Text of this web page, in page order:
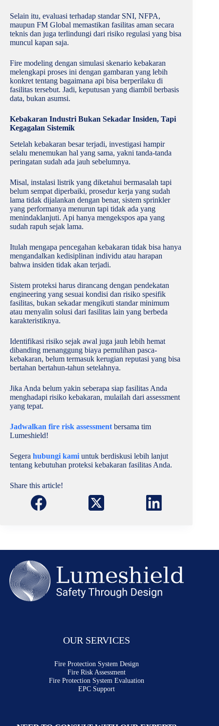
Selain itu, evaluasi terhadap standar SNI, NFPA,
maupun FM Global memastikan fasilitas aman secara
teknis dan juga terlindungi dari risiko regulasi yang bisa
muncul kapan saja.
Fire modeling dengan simulasi skenario kebakaran
melengkapi proses ini dengan gambaran yang lebih
konkret tentang bagaimana api bisa berperilaku di
fasilitas tersebut. Jadi, keputusan yang diambil berbasis
data, bukan asumsi.
Kebakaran Industri Bukan Sekadar Insiden, Tapi
Kegagalan Sistemik
Setelah kebakaran besar terjadi, investigasi hampir
selalu menemukan hal yang sama, yakni tanda-tanda
peringatan sudah ada jauh sebelumnya.
Misal, instalasi listrik yang diketahui bermasalah tapi
belum sempat diperbaiki, prosedur kerja yang sudah
lama tidak dijalankan dengan benar, sistem sprinkler
yang performanya menurun tapi tidak ada yang
menindaklanjuti. Api hanya mengekspos apa yang
sudah rapuh sejak lama.
Itulah mengapa pencegahan kebakaran tidak bisa hanya
mengandalkan kedisiplinan individu atau harapan
bahwa insiden tidak akan terjadi.
Sistem proteksi harus dirancang dengan pendekatan
engineering yang sesuai kondisi dan risiko spesifik
fasilitas, bukan sekadar mengikuti standar minimum
atau menyalin solusi dari fasilitas lain yang berbeda
karakteristiknya.
Identifikasi risiko sejak awal juga jauh lebih hemat
dibanding menanggung biaya pemulihan pasca-
kebakaran, belum termasuk kerugian reputasi yang bisa
bertahan bertahun-tahun setelahnya.
Jika Anda belum yakin seberapa siap fasilitas Anda
menghadapi risiko kebakaran, mulailah dari assessment
yang tepat.
Jadwalkan fire risk assessment bersama tim
Lumeshield!
Segera hubungi kami untuk berdiskusi lebih lanjut
tentang kebutuhan proteksi kebakaran fasilitas Anda.
Share this article!
OUR SERVICES
Fire Protection System Design
Fire Risk Assessment
Fire Protection System Evaluation
EPC Support